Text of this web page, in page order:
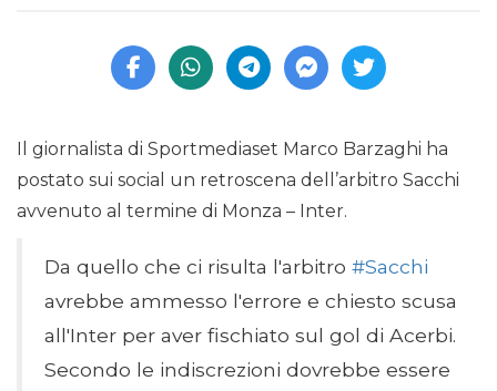
Il giornalista di Sportmediaset Marco Barzaghi ha
postato sui social un retroscena dell’arbitro Sacchi
avvenuto al termine di Monza – Inter.
Da quello che ci risulta l'arbitro #Sacchi
avrebbe ammesso l'errore e chiesto scusa
all'Inter per aver fischiato sul gol di Acerbi.
Secondo le indiscrezioni dovrebbe essere